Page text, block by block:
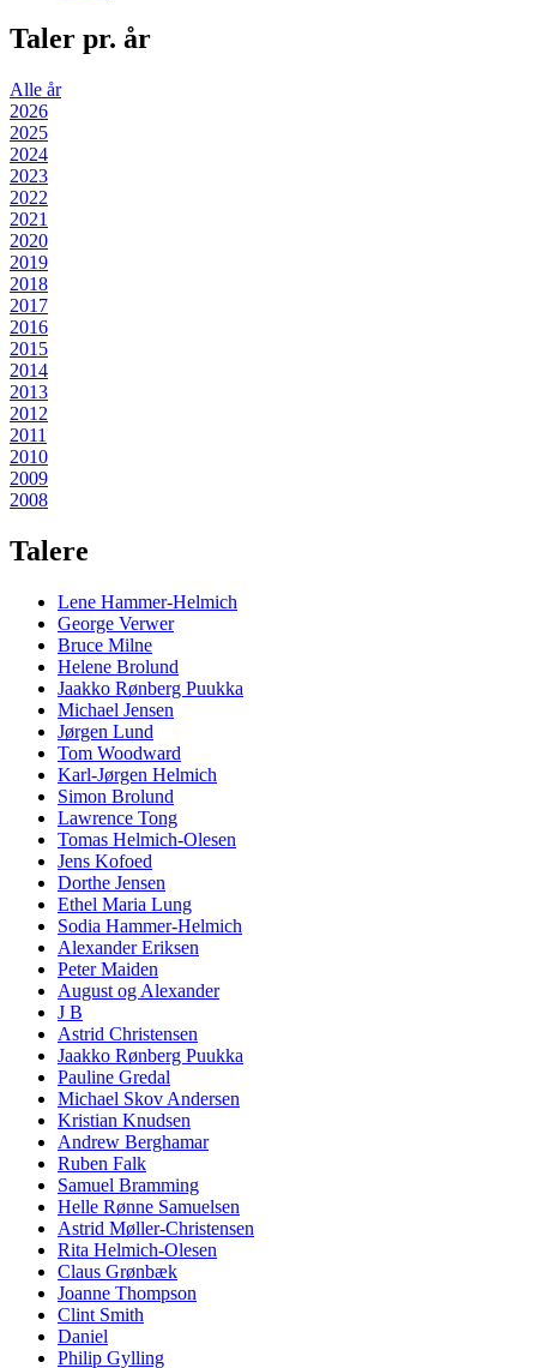
Taler pr. år
Alle år
2026
2025
2024
2023
2022
2021
2020
2019
2018
2017
2016
2015
2014
2013
2012
2011
2010
2009
2008
Talere
Lene Hammer-Helmich
George Verwer
Bruce Milne
Helene Brolund
Jaakko Rønberg Puukka
Michael Jensen
Jørgen Lund
Tom Woodward
Karl-Jørgen Helmich
Simon Brolund
Lawrence Tong
Tomas Helmich-Olesen
Jens Kofoed
Dorthe Jensen
Ethel Maria Lung
Sodia Hammer-Helmich
Alexander Eriksen
Peter Maiden
August og Alexander
J B
Astrid Christensen
Jaakko Rønberg Puukka
Pauline Gredal
Michael Skov Andersen
Kristian Knudsen
Andrew Berghamar
Ruben Falk
Samuel Bramming
Helle Rønne Samuelsen
Astrid Møller-Christensen
Rita Helmich-Olesen
Claus Grønbæk
Joanne Thompson
Clint Smith
Daniel
Philip Gylling